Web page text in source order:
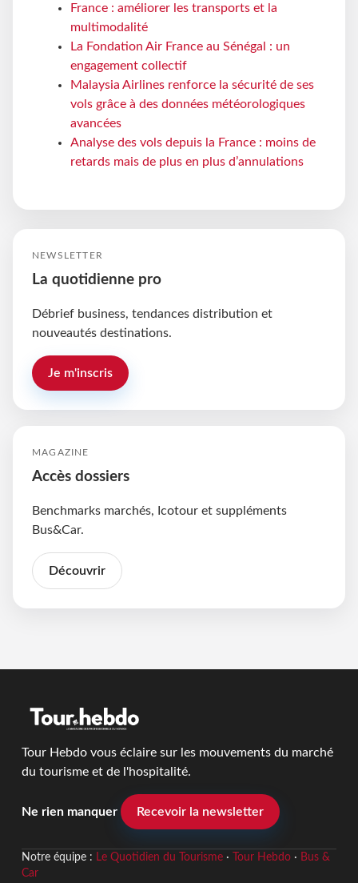
France : améliorer les transports et la
multimodalité
La Fondation Air France au Sénégal : un
engagement collectif
Malaysia Airlines renforce la sécurité de ses
vols grâce à des données météorologiques
avancées
Analyse des vols depuis la France : moins de
retards mais de plus en plus d’annulations
NEWSLETTER
La quotidienne pro
Débrief business, tendances distribution et
nouveautés destinations.
Je m'inscris
MAGAZINE
Accès dossiers
Benchmarks marchés, Icotour et suppléments
Bus&Car.
Découvrir
Tour Hebdo vous éclaire sur les mouvements du marché
du tourisme et de l'hospitalité.
Ne rien manquer Recevoir la newsletter
Notre équipe : Le Quotidien du Tourisme· Tour Hebdo· Bus &
Car